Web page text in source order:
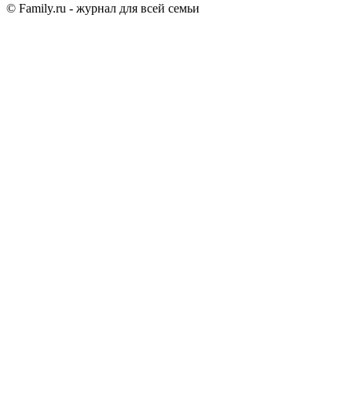
© Family.ru - журнал для всей семьи